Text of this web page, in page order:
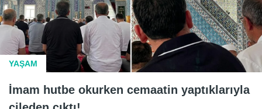
YAŞAM
İmam hutbe okurken cemaatin yaptıklarıyla